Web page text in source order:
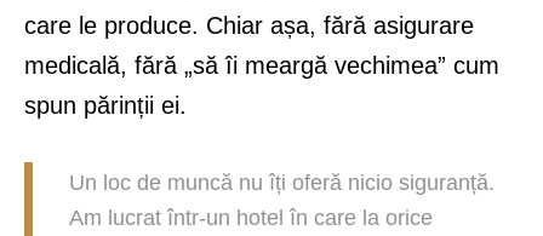
care le produce. Chiar așa, fără asigurare
medicală, fără „să îi meargă vechimea” cum
spun părinții ei.
Un loc de muncă nu îți oferă nicio siguranță.
Am lucrat într-un hotel în care la orice